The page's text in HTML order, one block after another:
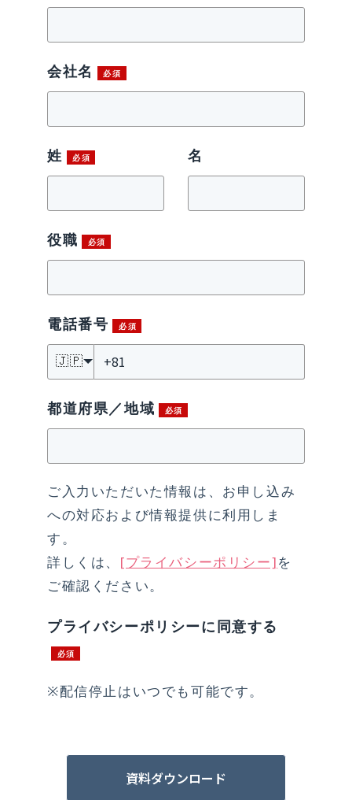
会社名
姓 名
役職
電話番号
🇯🇵
都道府県／地域
ご入力いただいた情報は、お申し込み
への対応および情報提供に利用しま
す。
詳しくは、 [プライバシーポリシー]を
ご確認ください。
プライバシーポリシーに同意する
※配信停止はいつでも可能です。
資料ダウンロード